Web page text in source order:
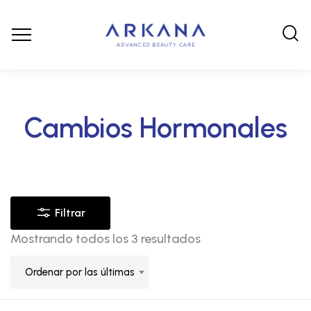
Cambios Hormonales
Filtrar
Mostrando todos los 3 resultados
Ordenar por las últimas